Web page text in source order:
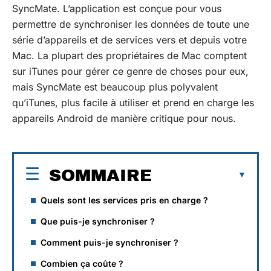
SyncMate. L’application est conçue pour vous
permettre de synchroniser les données de toute une
série d’appareils et de services vers et depuis votre
Mac. La plupart des propriétaires de Mac comptent
sur iTunes pour gérer ce genre de choses pour eux,
mais SyncMate est beaucoup plus polyvalent
qu’iTunes, plus facile à utiliser et prend en charge les
appareils Android de manière critique pour nous.
SOMMAIRE
Quels sont les services pris en charge ?
Que puis-je synchroniser ?
Comment puis-je synchroniser ?
Combien ça coûte ?